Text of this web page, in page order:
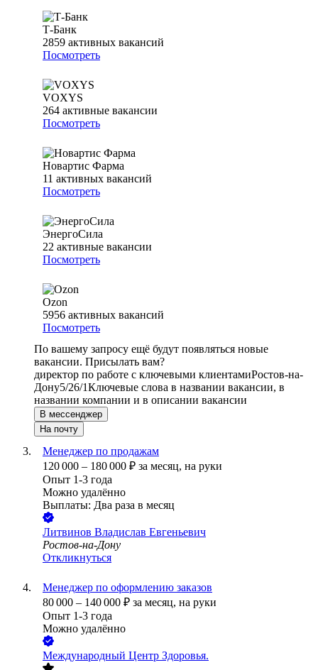
Т-Банк
2859 активных вакансий
Посмотреть
VOXYS
264 активные вакансии
Посмотреть
Новартис Фарма
11 активных вакансий
Посмотреть
ЭнергоСила
22 активные вакансии
Посмотреть
Ozon
5956 активных вакансий
Посмотреть
По вашему запросу ещё будут появляться новые
вакансии. Присылать вам?
директор по работе с ключевыми клиентамиРостов-на-
Дону5/26/1Ключевые слова в названии вакансии, в
названии компании и в описании вакансии
В мессенджер
На почту
Менеджер по продажам
120 000 – 180 000 ₽ за месяц, на руки
Опыт 1-3 года
Можно удалённо
Выплаты: Два раза в месяц
Литвинов Владислав Евгеньевич
Ростов-на-Дону
Откликнуться
Менеджер по оформлению заказов
80 000 – 140 000 ₽ за месяц, на руки
Опыт 1-3 года
Можно удалённо
Международный Центр Здоровья.